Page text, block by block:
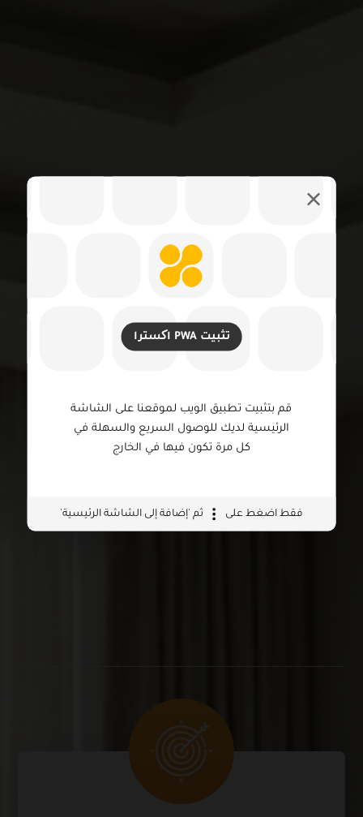
تثبيت PWA اکسترا
قم بتثبيت تطبيق الويب لموقعنا على الشاشة
الرئيسية لديك للوصول السريع والسهلة في
كل مرة تكون فيها في الخارج
فقط اضغط على ثم 'إضافة إلى الشاشة الرئيسية'